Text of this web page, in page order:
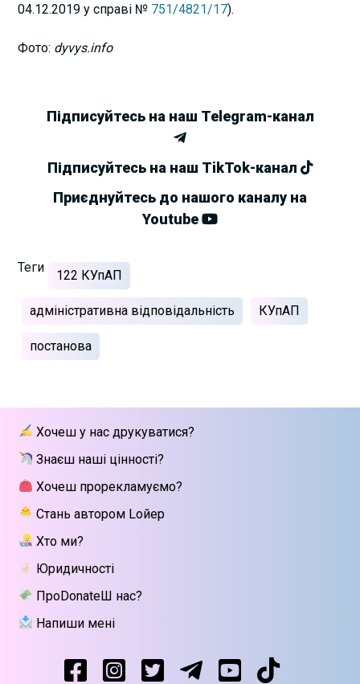
04.12.2019 у справі № 751/4821/17).
Фото: dyvys.info
Підписуйтесь на наш Telegram-канал
Підписуйтесь на наш TikTok-канал
Приєднуйтесь до нашого каналу на
Youtube
Теги
122 КУпАП
адміністративна відповідальність КУпАП
постанова
Хочеш у нас друкуватися?
Знаєш наші цінності?
Хочеш прорекламуємо?
Стань автором Lойер
Хто ми?
Юридичності
ПроDonateШ нас?
Напиши мені